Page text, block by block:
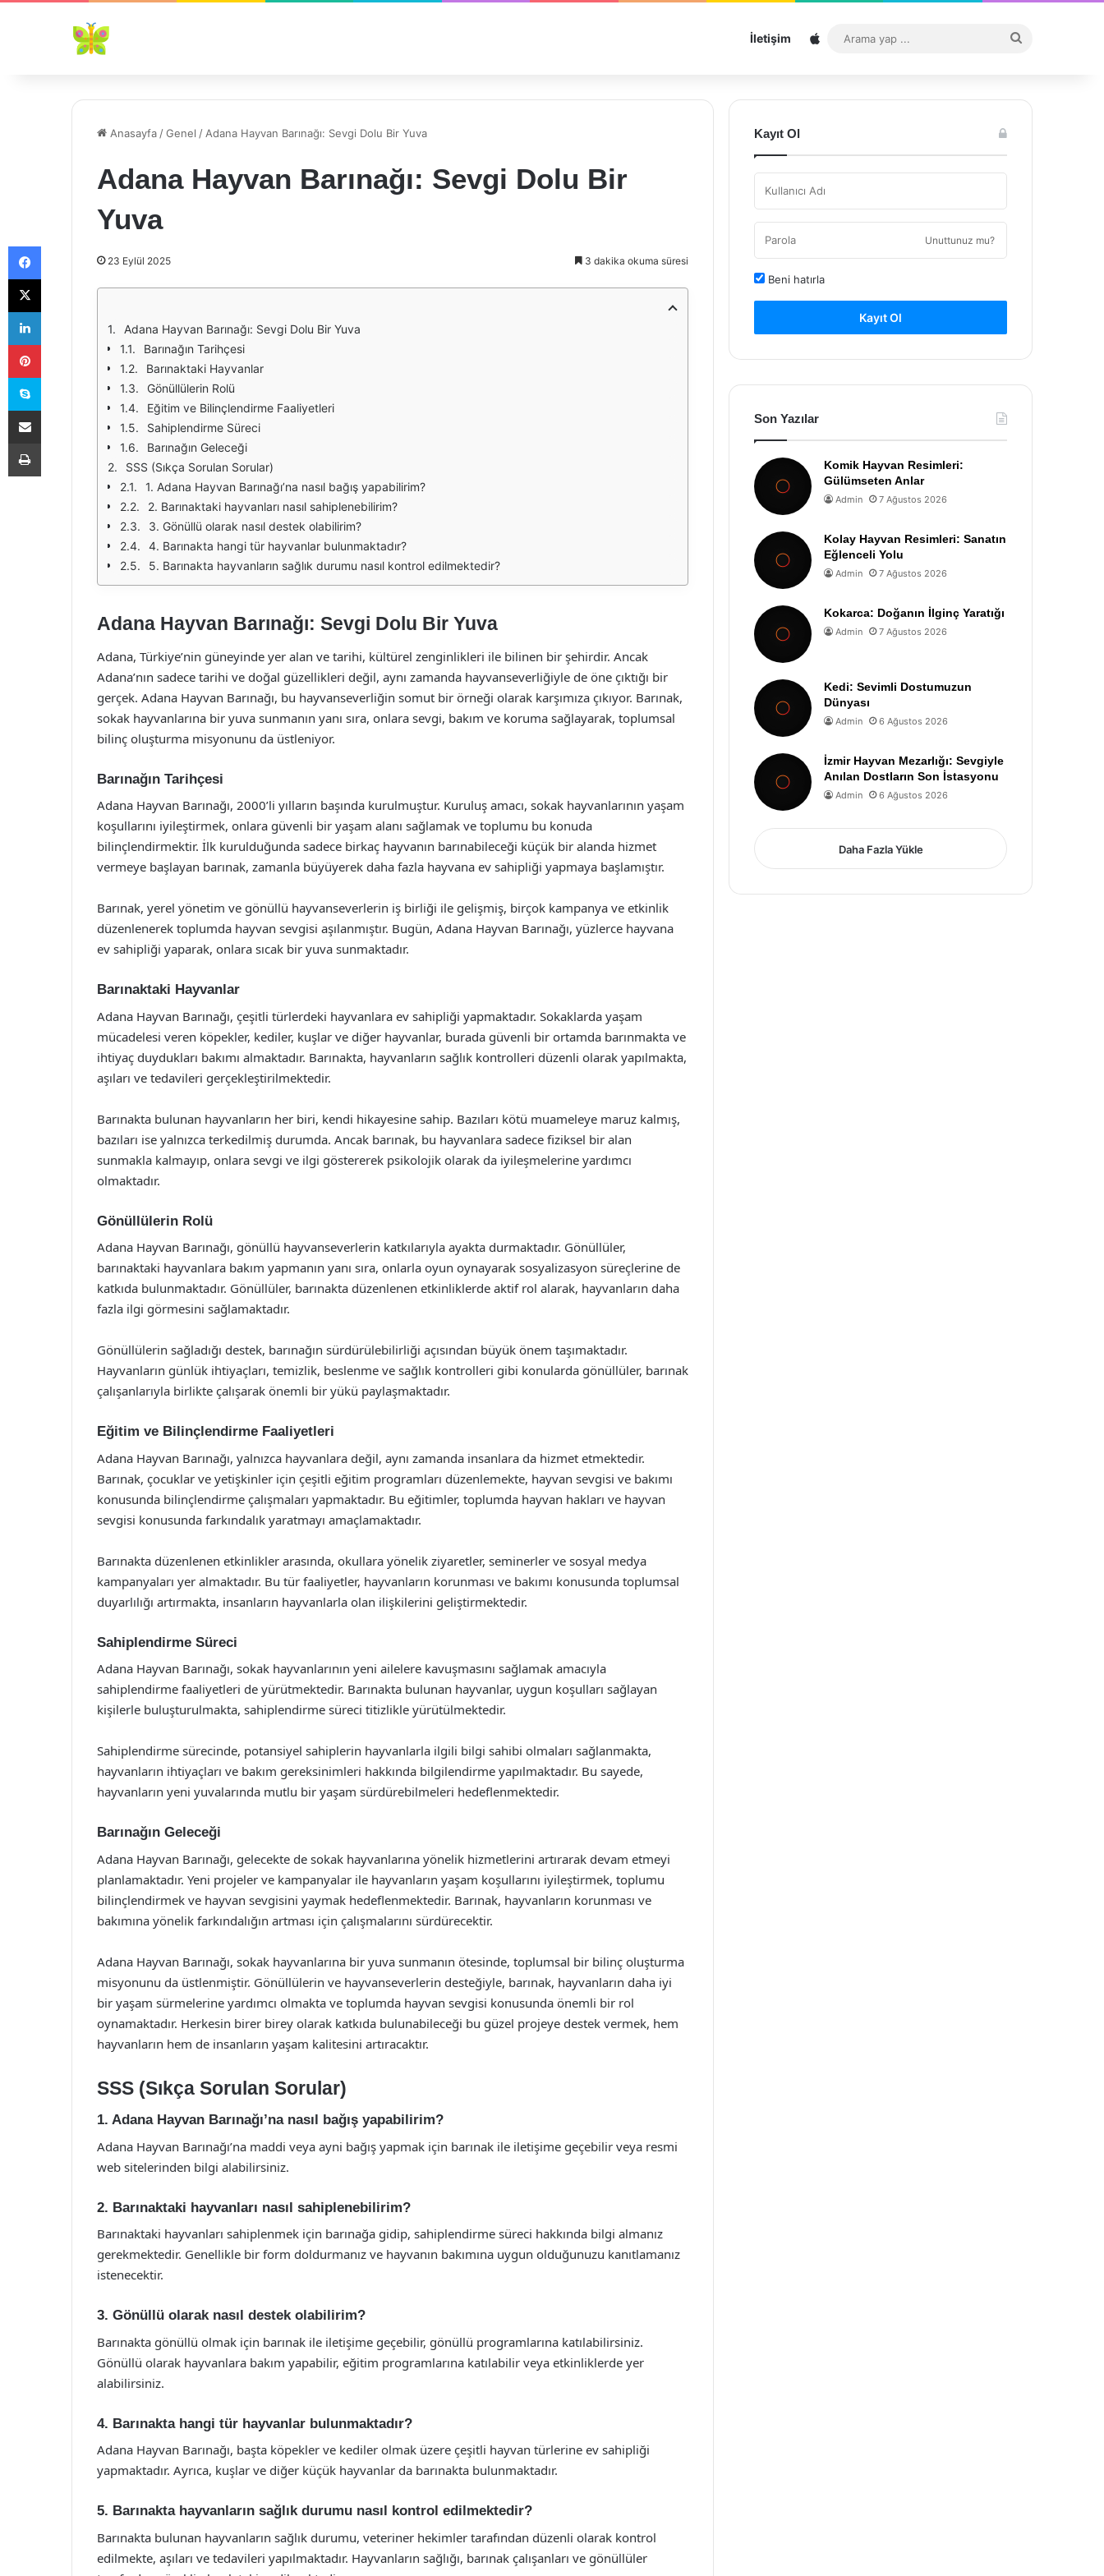
İletişim Sitemap
...
Anasayfa /Genel / Adana Hayvan Barınağı: Sevgi Dolu Bir Yuva
Adana Hayvan Barınağı: Sevgi Dolu Bir
Yuva
23 Eylül 2025 3 dakika okuma süresi
Adana Hayvan Barınağı: Sevgi Dolu Bir Yuva
Barınağın Tarihçesi
Barınaktaki Hayvanlar
Gönüllülerin Rolü
Eğitim ve Bilinçlendirme Faaliyetleri
Sahiplendirme Süreci
Barınağın Geleceği
SSS (Sıkça Sorulan Sorular)
1. Adana Hayvan Barınağı’na nasıl bağış yapabilirim?
2. Barınaktaki hayvanları nasıl sahiplenebilirim?
3. Gönüllü olarak nasıl destek olabilirim?
4. Barınakta hangi tür hayvanlar bulunmaktadır?
5. Barınakta hayvanların sağlık durumu nasıl kontrol edilmektedir?
Adana Hayvan Barınağı: Sevgi Dolu Bir Yuva
Adana, Türkiye’nin güneyinde yer alan ve tarihi, kültürel zenginlikleri ile bilinen bir şehirdir. Ancak
Adana’nın sadece tarihi ve doğal güzellikleri değil, aynı zamanda hayvanseverliğiyle de öne çıktığı bir
gerçek. Adana Hayvan Barınağı, bu hayvanseverliğin somut bir örneği olarak karşımıza çıkıyor. Barınak,
sokak hayvanlarına bir yuva sunmanın yanı sıra, onlara sevgi, bakım ve koruma sağlayarak, toplumsal
bilinç oluşturma misyonunu da üstleniyor.
Barınağın Tarihçesi
Adana Hayvan Barınağı, 2000’li yılların başında kurulmuştur. Kuruluş amacı, sokak hayvanlarının yaşam
koşullarını iyileştirmek, onlara güvenli bir yaşam alanı sağlamak ve toplumu bu konuda
bilinçlendirmektir. İlk kurulduğunda sadece birkaç hayvanın barınabileceği küçük bir alanda hizmet
vermeye başlayan barınak, zamanla büyüyerek daha fazla hayvana ev sahipliği yapmaya başlamıştır.
Barınak, yerel yönetim ve gönüllü hayvanseverlerin iş birliği ile gelişmiş, birçok kampanya ve etkinlik
düzenlenerek toplumda hayvan sevgisi aşılanmıştır. Bugün, Adana Hayvan Barınağı, yüzlerce hayvana
ev sahipliği yaparak, onlara sıcak bir yuva sunmaktadır.
Barınaktaki Hayvanlar
Adana Hayvan Barınağı, çeşitli türlerdeki hayvanlara ev sahipliği yapmaktadır. Sokaklarda yaşam
mücadelesi veren köpekler, kediler, kuşlar ve diğer hayvanlar, burada güvenli bir ortamda barınmakta ve
ihtiyaç duydukları bakımı almaktadır. Barınakta, hayvanların sağlık kontrolleri düzenli olarak yapılmakta,
aşıları ve tedavileri gerçekleştirilmektedir.
Barınakta bulunan hayvanların her biri, kendi hikayesine sahip. Bazıları kötü muameleye maruz kalmış,
bazıları ise yalnızca terkedilmiş durumda. Ancak barınak, bu hayvanlara sadece fiziksel bir alan
sunmakla kalmayıp, onlara sevgi ve ilgi göstererek psikolojik olarak da iyileşmelerine yardımcı
olmaktadır.
Gönüllülerin Rolü
Adana Hayvan Barınağı, gönüllü hayvanseverlerin katkılarıyla ayakta durmaktadır. Gönüllüler,
barınaktaki hayvanlara bakım yapmanın yanı sıra, onlarla oyun oynayarak sosyalizasyon süreçlerine de
katkıda bulunmaktadır. Gönüllüler, barınakta düzenlenen etkinliklerde aktif rol alarak, hayvanların daha
fazla ilgi görmesini sağlamaktadır.
Gönüllülerin sağladığı destek, barınağın sürdürülebilirliği açısından büyük önem taşımaktadır.
Hayvanların günlük ihtiyaçları, temizlik, beslenme ve sağlık kontrolleri gibi konularda gönüllüler, barınak
çalışanlarıyla birlikte çalışarak önemli bir yükü paylaşmaktadır.
Eğitim ve Bilinçlendirme Faaliyetleri
Adana Hayvan Barınağı, yalnızca hayvanlara değil, aynı zamanda insanlara da hizmet etmektedir.
Barınak, çocuklar ve yetişkinler için çeşitli eğitim programları düzenlemekte, hayvan sevgisi ve bakımı
konusunda bilinçlendirme çalışmaları yapmaktadır. Bu eğitimler, toplumda hayvan hakları ve hayvan
sevgisi konusunda farkındalık yaratmayı amaçlamaktadır.
Barınakta düzenlenen etkinlikler arasında, okullara yönelik ziyaretler, seminerler ve sosyal medya
kampanyaları yer almaktadır. Bu tür faaliyetler, hayvanların korunması ve bakımı konusunda toplumsal
duyarlılığı artırmakta, insanların hayvanlarla olan ilişkilerini geliştirmektedir.
Sahiplendirme Süreci
Adana Hayvan Barınağı, sokak hayvanlarının yeni ailelere kavuşmasını sağlamak amacıyla
sahiplendirme faaliyetleri de yürütmektedir. Barınakta bulunan hayvanlar, uygun koşulları sağlayan
kişilerle buluşturulmakta, sahiplendirme süreci titizlikle yürütülmektedir.
Sahiplendirme sürecinde, potansiyel sahiplerin hayvanlarla ilgili bilgi sahibi olmaları sağlanmakta,
hayvanların ihtiyaçları ve bakım gereksinimleri hakkında bilgilendirme yapılmaktadır. Bu sayede,
hayvanların yeni yuvalarında mutlu bir yaşam sürdürebilmeleri hedeflenmektedir.
Barınağın Geleceği
Adana Hayvan Barınağı, gelecekte de sokak hayvanlarına yönelik hizmetlerini artırarak devam etmeyi
planlamaktadır. Yeni projeler ve kampanyalar ile hayvanların yaşam koşullarını iyileştirmek, toplumu
bilinçlendirmek ve hayvan sevgisini yaymak hedeflenmektedir. Barınak, hayvanların korunması ve
bakımına yönelik farkındalığın artması için çalışmalarını sürdürecektir.
Adana Hayvan Barınağı, sokak hayvanlarına bir yuva sunmanın ötesinde, toplumsal bir bilinç oluşturma
misyonunu da üstlenmiştir. Gönüllülerin ve hayvanseverlerin desteğiyle, barınak, hayvanların daha iyi
bir yaşam sürmelerine yardımcı olmakta ve toplumda hayvan sevgisi konusunda önemli bir rol
oynamaktadır. Herkesin birer birey olarak katkıda bulunabileceği bu güzel projeye destek vermek, hem
hayvanların hem de insanların yaşam kalitesini artıracaktır.
SSS (Sıkça Sorulan Sorular)
1. Adana Hayvan Barınağı’na nasıl bağış yapabilirim?
Adana Hayvan Barınağı’na maddi veya ayni bağış yapmak için barınak ile iletişime geçebilir veya resmi
web sitelerinden bilgi alabilirsiniz.
2. Barınaktaki hayvanları nasıl sahiplenebilirim?
Barınaktaki hayvanları sahiplenmek için barınağa gidip, sahiplendirme süreci hakkında bilgi almanız
gerekmektedir. Genellikle bir form doldurmanız ve hayvanın bakımına uygun olduğunuzu kanıtlamanız
istenecektir.
3. Gönüllü olarak nasıl destek olabilirim?
Barınakta gönüllü olmak için barınak ile iletişime geçebilir, gönüllü programlarına katılabilirsiniz.
Gönüllü olarak hayvanlara bakım yapabilir, eğitim programlarına katılabilir veya etkinliklerde yer
alabilirsiniz.
4. Barınakta hangi tür hayvanlar bulunmaktadır?
Adana Hayvan Barınağı, başta köpekler ve kediler olmak üzere çeşitli hayvan türlerine ev sahipliği
yapmaktadır. Ayrıca, kuşlar ve diğer küçük hayvanlar da barınakta bulunmaktadır.
5. Barınakta hayvanların sağlık durumu nasıl kontrol edilmektedir?
Barınakta bulunan hayvanların sağlık durumu, veteriner hekimler tarafından düzenli olarak kontrol
edilmekte, aşıları ve tedavileri yapılmaktadır. Hayvanların sağlığı, barınak çalışanları ve gönüllüler
Kayıt Ol
Unuttunuz mu?
Beni hatırla
Kayıt Ol
Son Yazılar
Komik Hayvan Resimleri:
Gülümseten Anlar
Admin 7 Ağustos 2026
Kolay Hayvan Resimleri: Sanatın
Eğlenceli Yolu
Admin 7 Ağustos 2026
Kokarca: Doğanın İlginç Yaratığı
Admin 7 Ağustos 2026
Kedi: Sevimli Dostumuzun
Dünyası
Admin 6 Ağustos 2026
İzmir Hayvan Mezarlığı: Sevgiyle
Anılan Dostların Son İstasyonu
Admin 6 Ağustos 2026
Daha Fazla Yükle
Facebook
X
LinkedIn
Pinterest
Skype
E-Posta ile paylaş